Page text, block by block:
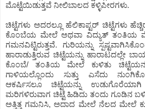
ಮೊಟ್ಟೆಯಿಡುತ್ತವೆ ನೀಲಿಬಾಲದ ಕಳ್ಳಿಪೀರಗಳು.
ಚಿಟ್ಟೆಗಳು ಅದರಲ್ಲೂ ಹೆಲಿಕಾಪ್ಟರ್ ಚಿಟ್ಟೆಗಳು
ಕೊಂಬೆಯ ಮೇಲೆ ಅಥವಾ ವಿದ್ಯುತ್ ತಂತಿಯ
ಗಮನವಿಟ್ಟಿರುತ್ತವೆ. ಗುರಿಯನ್ನು
ಹಾರಾಡುತ್ತಿರುವ ಚಿಟ್ಟೆಯನ್ನು ಹಾರಾಟದಲ್ಲೇ
ಕೊಂಬೆ/ ತಂತಿಯ ಮೇಲೆ ಕುಳಿತು
ಗಾಳಿಯಲ್ಲೊಂದು ಸುತ್ತು ಎಸೆದು
ಆಕರ್ಷಿಸಲೂ ಚಿಟ್ಟೆಯನ್ನು ಉಡುಗೊರೆಯಾಗಿ
ಮರಿಗಳಿರುವಾಗ ಚಿಟ್ಟೆ ಹಿಡಿದು ತಂದು ಗೂಡಿನ
ಅತ್ತಿತ್ತ ಗಮನಿಸಿ, ಅದಾದ ಮೇಲೆ ನೆಲದ ಮೇಲೆ